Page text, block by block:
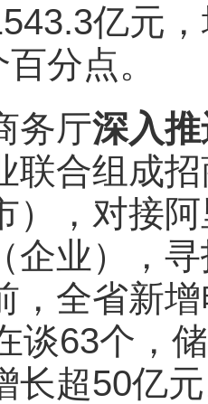
亿元
分点。
务厅深入
联合组成
），对接
企业），
，全省新
谈63个，
长超50亿